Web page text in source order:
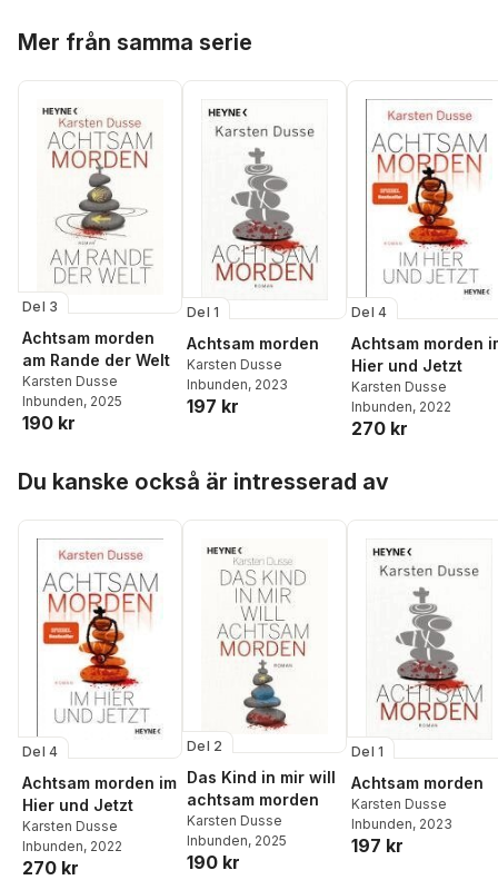
Mer från samma serie
Del 3
Achtsam morden
am Rande der Welt
Karsten Dusse
Inbunden, 2025
190 kr
Del 1
Achtsam morden
Karsten Dusse
Inbunden, 2023
197 kr
Del 4
Achtsam morden
Hier und Jetzt
Karsten Dusse
Inbunden, 2022
270 kr
Du kanske också är intresserad av
Del 4
Achtsam morden im
Hier und Jetzt
Karsten Dusse
Inbunden, 2022
270 kr
Del 2
Das Kind in mir will
achtsam morden
Karsten Dusse
Inbunden, 2025
190 kr
Del 1
Achtsam morden
Karsten Dusse
Inbunden, 2023
197 kr